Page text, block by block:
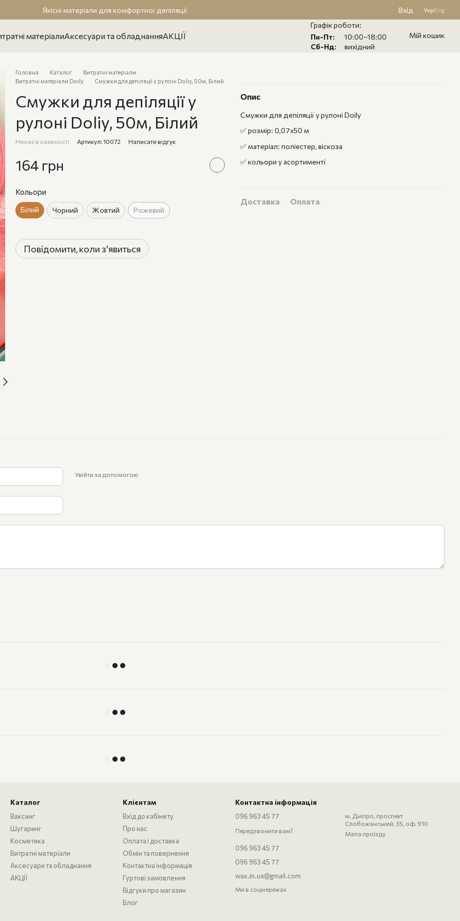
Якісні матеріали для комфортної депіляції Вхід УкрEng
матеріалиАксесуари та обладнанняАКЦІЇ
Графік роботи:
Пн-Пт:
10:00–18:00
Сб-Нд:
вихідний
Мій кошик
Головна Каталог
Витратні матеріали
Витратні матеріали Doily
Смужки для депіляції у рулоні Doliy, 50м, Білий
Смужки для депіляції у
рулоні Doliy, 50м, Білий
Немає в наявності Артикул: 10072 Написати відгук
164 грн
Кольори
Білий Чорний Жовтий Рожевий
Повідомити, коли з'явиться
Опис
Смужки для депіляції у рулоні Doily
✅ розмір: 0,07х50 м
✅ матеріал: поліестер, віскоза
✅ кольори у асортименті
Доставка Оплата
Увійти за допомогою
Каталог
Ваксинг
Шугаринг
Косметика
Витратні матеріали
Аксесуари та обладнання
АКЦІЇ
Клієнтам
Вхід до кабінету
Про нас
Оплата і доставка
Обмін та повернення
Контактна інформація
Гуртові замовлення
Відгуки про магазин
Блог
Контактна інформація
096 963 45 77
Передзвонити вам?
096 963 45 77
096 963 45 77
wax.in.ua@gmail.com
м. Дніпро, проспект
Слобожанський, 35, оф. 910
Мапа проїзду
Ми в соцмережах